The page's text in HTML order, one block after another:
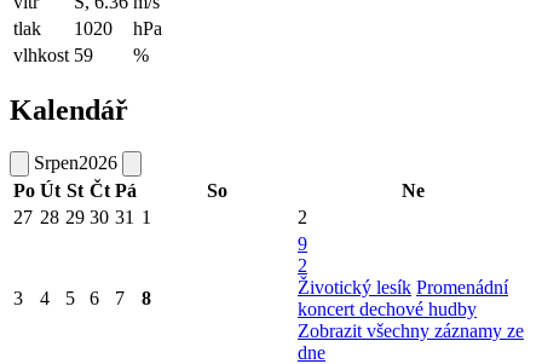
tlak
1020
hPa
vlhkost 59 %
Kalendář
Srpen2026
Po Út St Čt Pá So
Ne
27 28 29 30 31 1 2
3 4 5 6 7 8
9
2
Životický lesík Promenádní
koncert dechové hudby
Zobrazit všechny záznamy ze
dne